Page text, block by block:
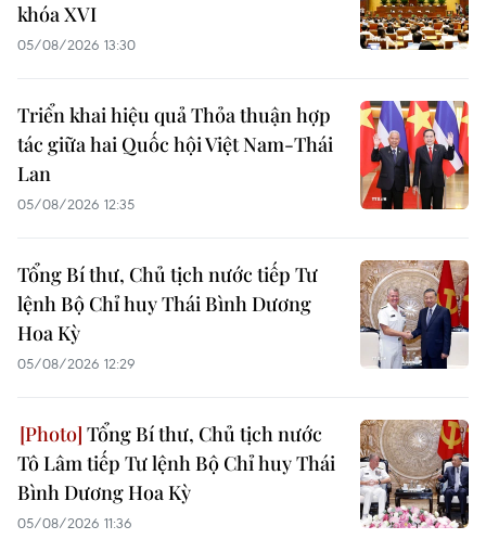
khóa XVI
05/08/2026 13:30
Triển khai hiệu quả Thỏa thuận hợp
tác giữa hai Quốc hội Việt Nam-Thái
Lan
05/08/2026 12:35
Tổng Bí thư, Chủ tịch nước tiếp Tư
lệnh Bộ Chỉ huy Thái Bình Dương
Hoa Kỳ
05/08/2026 12:29
Tổng Bí thư, Chủ tịch nước
Tô Lâm tiếp Tư lệnh Bộ Chỉ huy Thái
Bình Dương Hoa Kỳ
05/08/2026 11:36